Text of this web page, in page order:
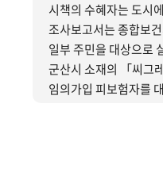
시책의 수혜자는 도시
조사보고서는 종합보
일부 주민을 대상으로
군산시 소재의 「씨그
임의가입 피보험자를
조합은 임의가입제도
부실하여 임의가입제